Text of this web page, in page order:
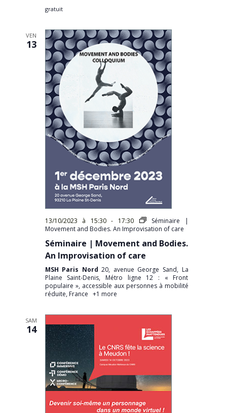
gratuit
VEN
13
13/10/2023 à 15:30- 17:30
Séminaire |
Movement and Bodies. An Improvisation of care
Séminaire | Movement and Bodies.
An Improvisation of care
MSH Paris Nord20, avenue George Sand, La
Plaine Saint-Denis, Métro ligne 12 : « Front
populaire », accessible aux personnes à mobilité
réduite, France +1 more
SAM
14